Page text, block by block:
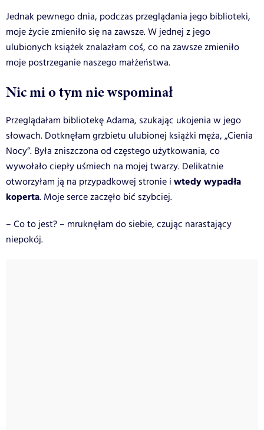
Jednak pewnego dnia, podczas przeglądania jego biblioteki,
moje życie zmieniło się na zawsze. W jednej z jego
ulubionych książek znalazłam coś, co na zawsze zmieniło
moje postrzeganie naszego małżeństwa.
Nic mi o tym nie wspominał
Przeglądałam bibliotekę Adama, szukając ukojenia w jego
słowach. Dotknęłam grzbietu ulubionej książki męża, „Cienia
Nocy”. Była zniszczona od częstego użytkowania, co
wywołało ciepły uśmiech na mojej twarzy. Delikatnie
otworzyłam ją na przypadkowej stronie i wtedy wypadła
koperta. Moje serce zaczęło bić szybciej.
– Co to jest? – mruknęłam do siebie, czując narastający
niepokój.